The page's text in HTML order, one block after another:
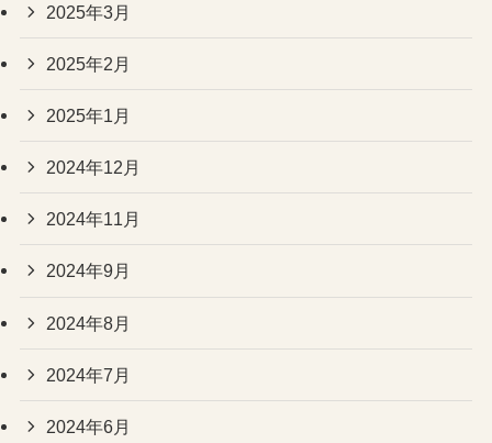
2025年3月
2025年2月
2025年1月
2024年12月
2024年11月
2024年9月
2024年8月
2024年7月
2024年6月